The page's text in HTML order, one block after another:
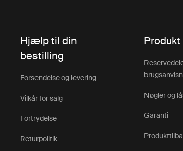
Hjælp til din
bestilling
Forsendelse og levering
Vilkår for salg
Fortrydelse
Returpolitik
Nøgler og
Garanti